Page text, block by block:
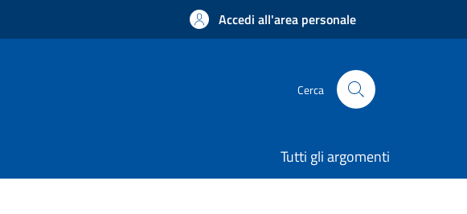
Accedi all'area personale
Cerca
Tutti gli argomenti